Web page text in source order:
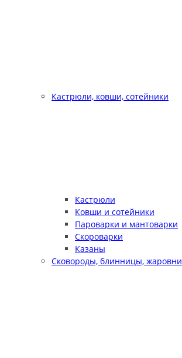
Кастрюли, ковши, сотейники
Кастрюли
Ковши и сотейники
Пароварки и мантоварки
Скороварки
Казаны
Сковороды, блинницы, жаровни